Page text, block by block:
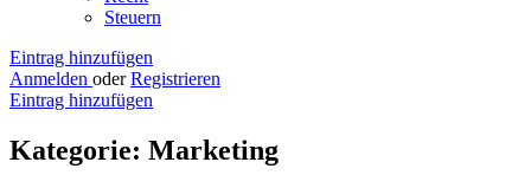
Steuern
Eintrag hinzufügen
Anmelden oder Registrieren
Eintrag hinzufügen
Kategorie: Marketing